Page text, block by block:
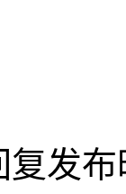
复发